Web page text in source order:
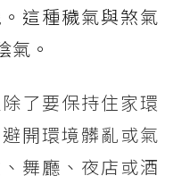
這種穢氣與煞氣
氣。
了要保持住家環
開環境髒亂或氣
舞廳、夜店或酒